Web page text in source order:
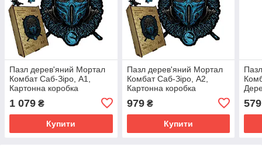
Пазл дерев'яний Мортал
Комбат Саб-Зіро, А1,
Картонна коробка
1 079 ₴
Купити
Пазл дерев'яний Мортал
Комбат Саб-Зіро, А2,
Картонна коробка
979₴
Купити
579